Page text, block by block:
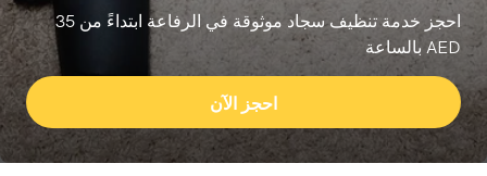
احجز خدمة تنظيف سجاد موثوقة في الرفاعة ابتداءً من 35
AED بالساعة
احجز الآن